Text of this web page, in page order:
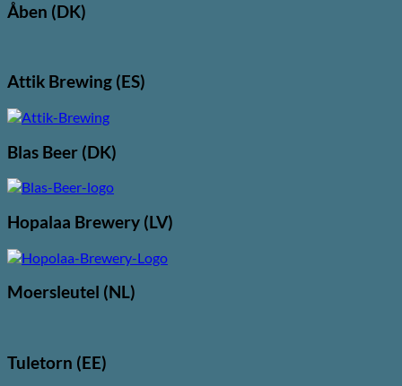
Åben (DK)
Attik Brewing (ES)
Blas Beer (DK)
Hopalaa Brewery (LV)
Moersleutel (NL)
Tuletorn (EE)